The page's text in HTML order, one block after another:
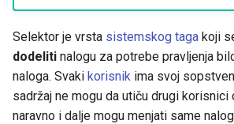
g
u
Selektor je vrsta sistemskog taga koji
dodeliti nalogu za potrebe pravljenja
naloga. Svaki korisnik ima svoj
sadržaj ne mogu da utiču drugi korisnici
naravno i dalje mogu menjati same